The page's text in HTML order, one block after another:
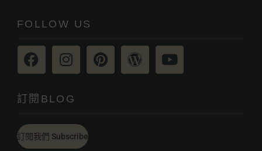
FOLLOW US
訂閱BLOG
訂閱我們 Subscribe